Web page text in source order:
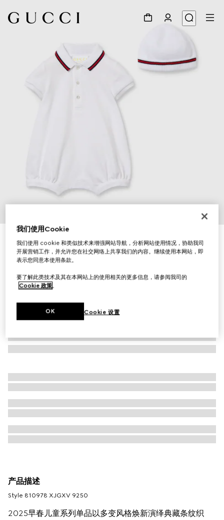
婴儿饰织带两件套棉质礼品套装
£315
产品描述
Style ‎810978 XJGXV 9250
2025早春儿童系列单品以多变风格焕新演绎典藏条纹织
我们使用Cookie
我们使用 cookie 和类似技术来增强网站导航，分析网站使用情况，协助我司
开展营销工作，并允许您在社交网络上共享我们的内容。继续使用本网站，即
表示您同意本使用条款。
要了解此类技术及其在本网站上的使用相关的更多信息，请参阅我司的
Cookie 政策。
Cookie 设置
OK